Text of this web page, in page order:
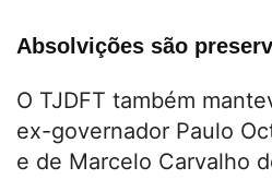
Absolvições são
O TJDFT também
ex-governador Paulo
e de Marcelo Carvalho